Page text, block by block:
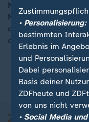
00:13
Nagelsmann solle
Nationalteam zu
dem Platz“, so ZDF-
die WM-
• Personalisierung:
bestimmten
Erlebnis im
und
Dabei
Basis deiner
ZDFheute und
von uns nicht
• Social Media